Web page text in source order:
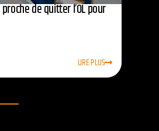
de quitter l’OL pour
LIRE PLUS